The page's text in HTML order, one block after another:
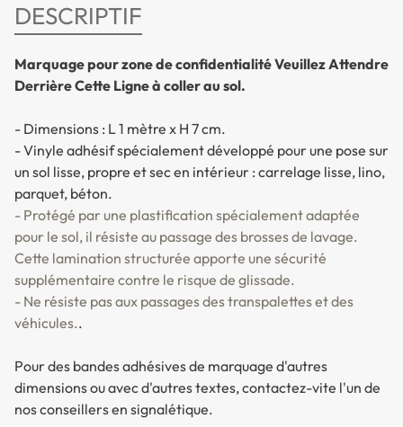
DESCRIPTIF
Marquage pour zone de confidentialité Veuillez Attendre
Derrière Cette Ligne à coller au sol.
- Dimensions : L 1 mètre x H 7 cm.
- Vinyle adhésif spécialement développé pour une pose sur
un sol lisse, propre et sec en intérieur : carrelage lisse, lino,
parquet, béton.
- Protégé par une plastification spécialement adaptée
pour le sol, il résiste au passage des brosses de lavage.
Cette lamination structurée apporte une sécurité
supplémentaire contre le risque de glissade.
- Ne résiste pas aux passages des transpalettes et des
véhicules..
Pour des bandes adhésives de marquage d'autres
dimensions ou avec d'autres textes, contactez-vite l'un de
nos conseillers en signalétique.